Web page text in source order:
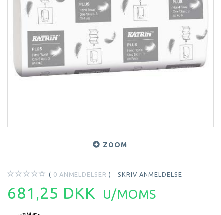
ZOOM
0 ANMELDELSER SKRIV ANMELDELSE
681,25 DKK U/MOMS